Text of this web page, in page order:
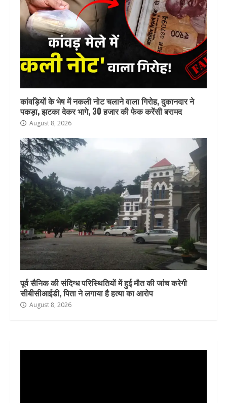
कांवड़ियों के भेष में नकली नोट चलाने वाला गिरोह, दुकानदार ने
पकड़ा, झटका देकर भागे, 30 हजार की फेक करेंसी बरामद
August 8, 2026
पूर्व सैनिक की संदिग्ध परिस्थितियों में हुई मौत की जांच करेगी
सीबीसीआईडी, पिता ने लगाया है हत्या का आरोप
August 8, 2026